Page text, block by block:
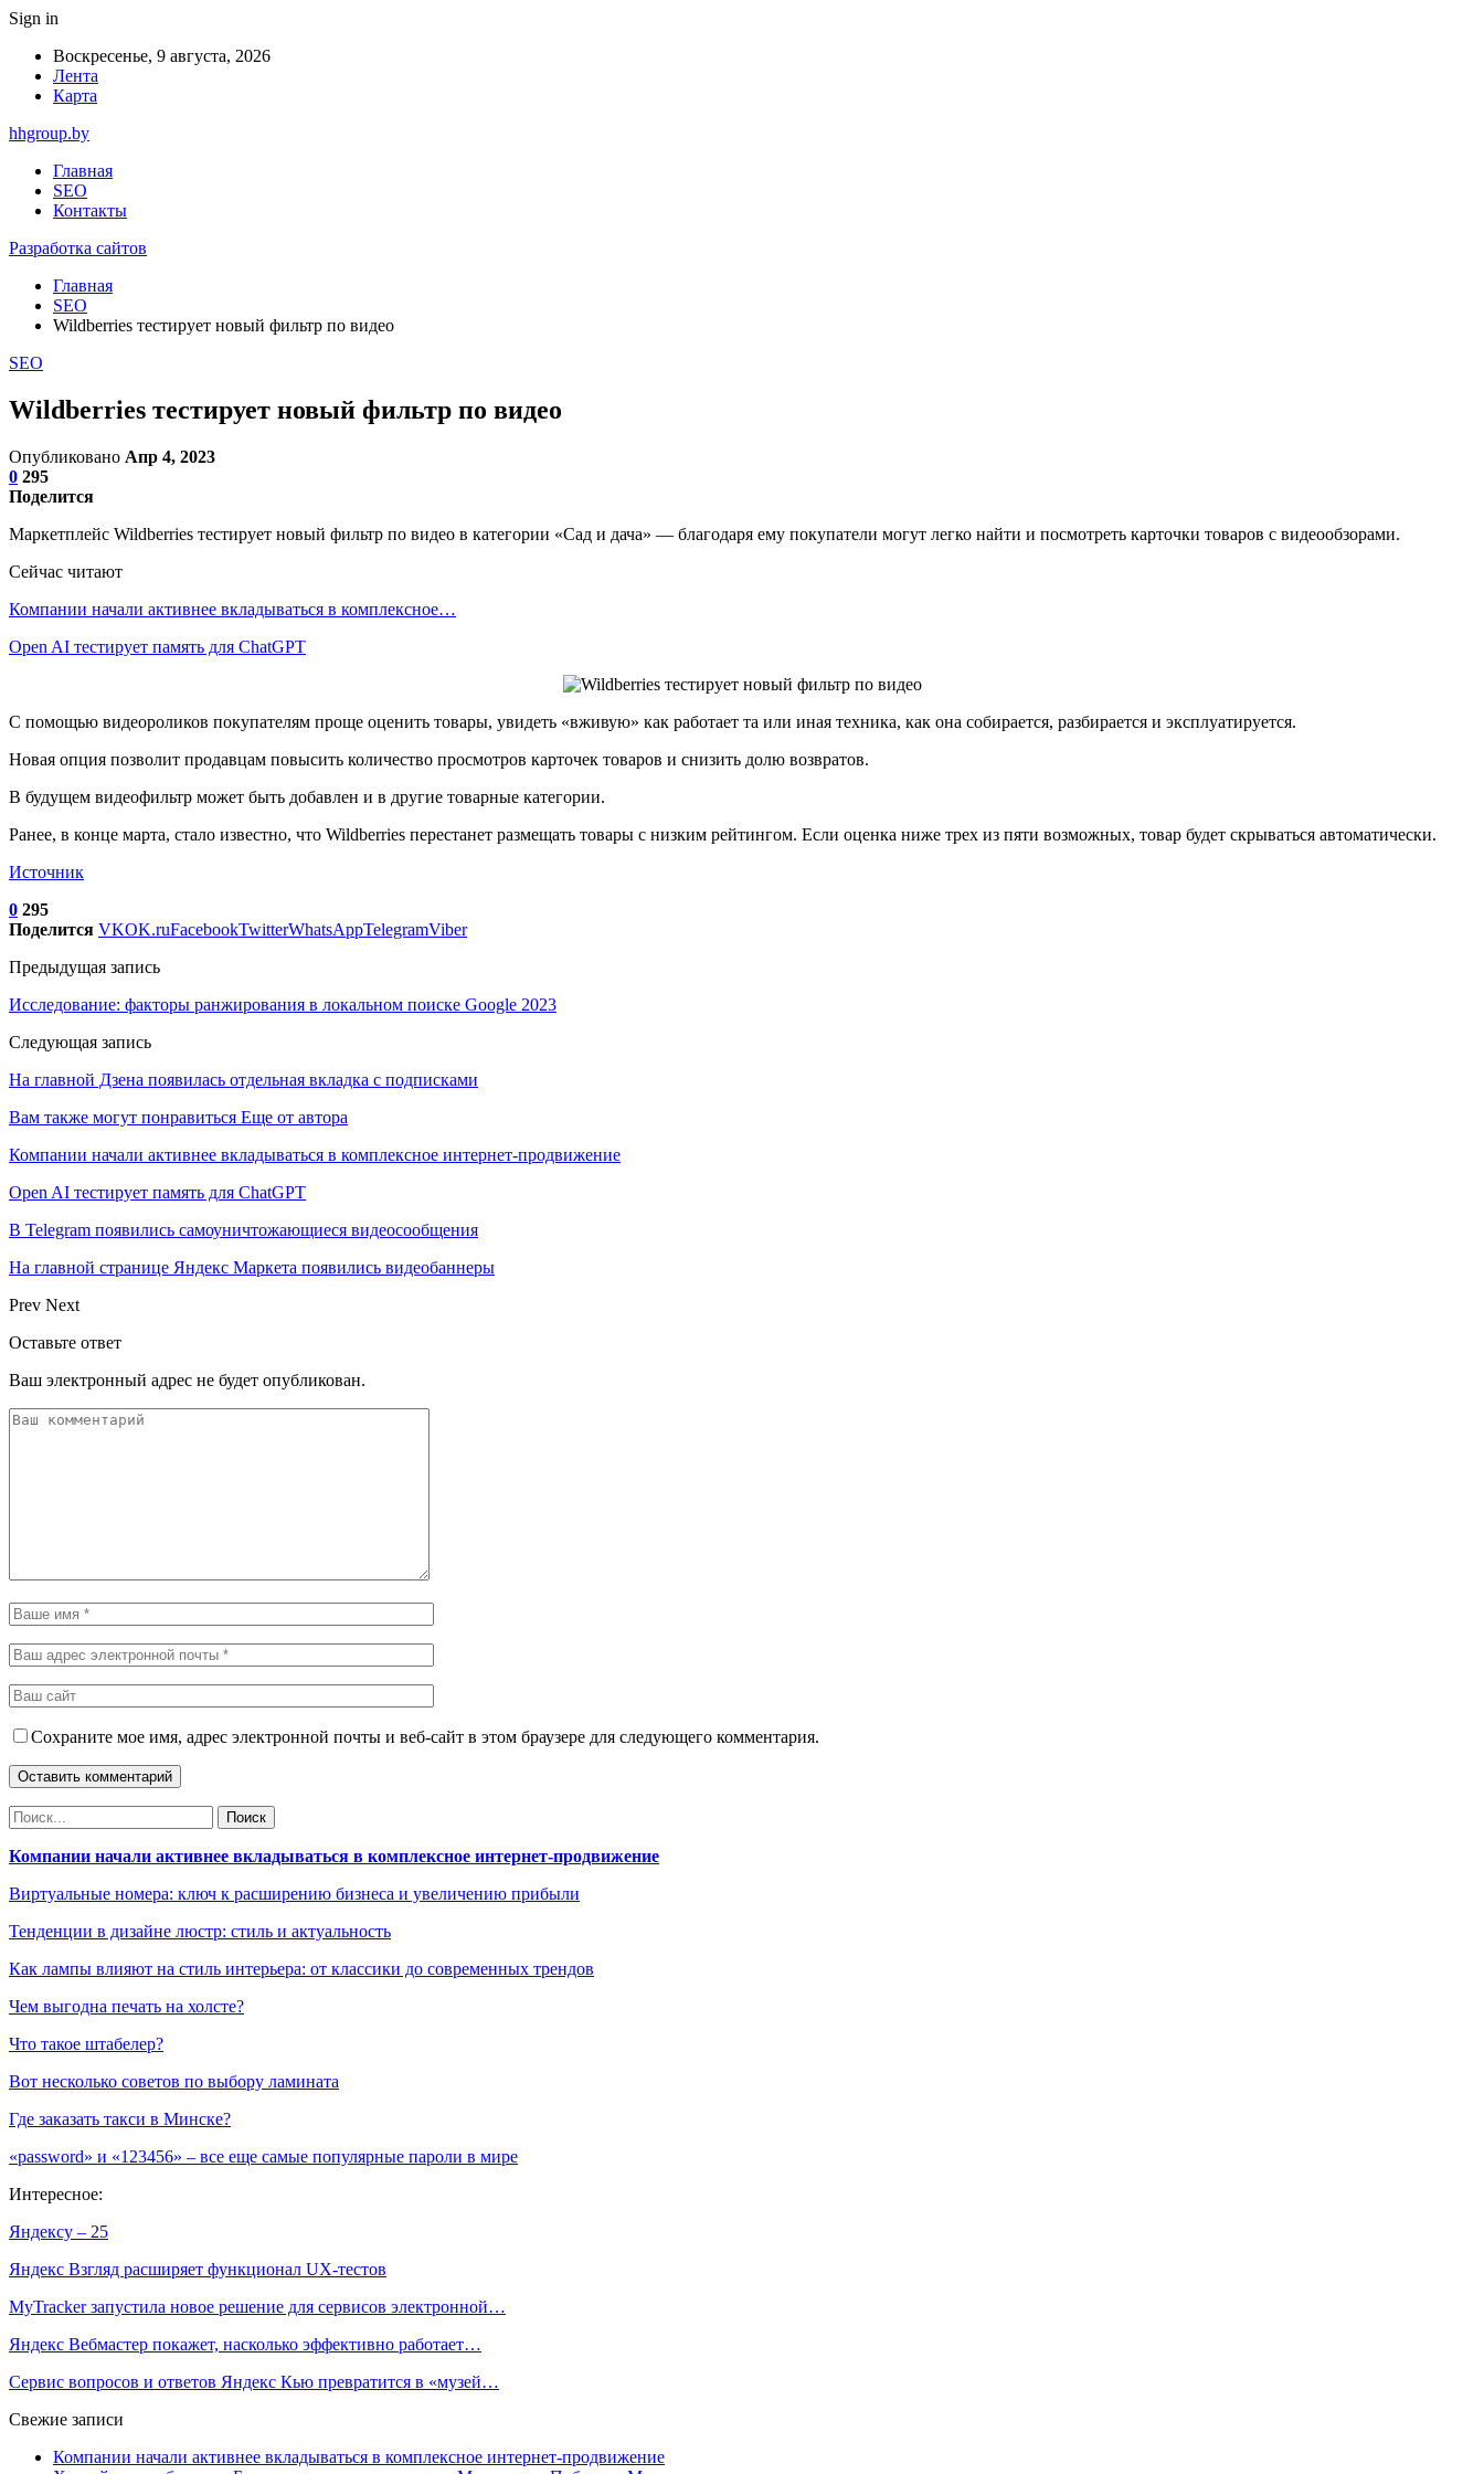
Sign in
Воскресенье, 9 августа, 2026
Лента
Карта
hhgroup.by
Главная
SEO
Контакты
Разработка сайтов
Главная
SEO
Wildberries тестирует новый фильтр по видео
SEO
Wildberries тестирует новый фильтр по видео
Опубликовано Апр 4, 2023
0 295
Поделится
Маркетплейс Wildberries тестирует новый фильтр по видео в категории «Сад и дача» — благодаря ему покупатели могут легко найти и посмотреть карточки товаров с видеообзорами.
Сейчас читают
Компании начали активнее вкладываться в комплексное…
Open AI тестирует память для ChatGPT
С помощью видеороликов покупателям проще оценить товары, увидеть «вживую» как работает та или иная техника, как она собирается, разбирается и эксплуатируется.
Новая опция позволит продавцам повысить количество просмотров карточек товаров и снизить долю возвратов.
В будущем видеофильтр может быть добавлен и в другие товарные категории.
Ранее, в конце марта, стало известно, что Wildberries перестанет размещать товары с низким рейтингом. Если оценка ниже трех из пяти возможных, товар будет скрываться автоматически.
Источник
0 295
Поделится VKOK.ruFacebookTwitterWhatsAppTelegramViber
Предыдущая запись
Исследование: факторы ранжирования в локальном поиске Google 2023
Следующая запись
На главной Дзена появилась отдельная вкладка с подписками
Вам также могут понравиться Еще от автора
Компании начали активнее вкладываться в комплексное интернет-продвижение
Open AI тестирует память для ChatGPT
В Telegram появились самоуничтожающиеся видеосообщения
На главной странице Яндекс Маркета появились видеобаннеры
Prev Next
Оставьте ответ
Ваш электронный адрес не будет опубликован.
Сохраните мое имя, адрес электронной почты и веб-сайт в этом браузере для следующего комментария.
Компании начали активнее вкладываться в комплексное интернет-продвижение
Виртуальные номера: ключ к расширению бизнеса и увеличению прибыли
Тенденции в дизайне люстр: стиль и актуальность
Как лампы влияют на стиль интерьера: от классики до современных трендов
Чем выгодна печать на холсте?
Что такое штабелер?
Вот несколько советов по выбору ламината
Где заказать такси в Минске?
«password» и «123456» – все еще самые популярные пароли в мире
Интересное:
Яндексу – 25
Яндекс Взгляд расширяет функционал UX-тестов
MyTracker запустила новое решение для сервисов электронной…
Яндекс Вебмастер покажет, насколько эффективно работает…
Сервис вопросов и ответов Яндекс Кью превратится в «музей…
Свежие записи
Компании начали активнее вкладываться в комплексное интернет-продвижение